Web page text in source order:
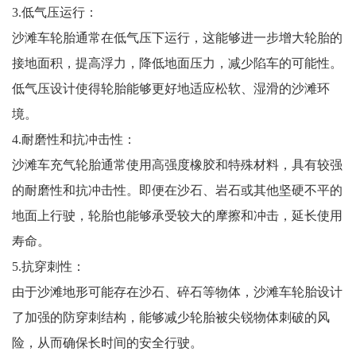
3.低气压运行：
沙滩车轮胎通常在低气压下运行，这能够进一步增大轮胎的
接地面积，提高浮力，降低地面压力，减少陷车的可能性。
低气压设计使得轮胎能够更好地适应松软、湿滑的沙滩环
境。
4.耐磨性和抗冲击性：
沙滩车充气轮胎通常使用高强度橡胶和特殊材料，具有较强
的耐磨性和抗冲击性。即便在沙石、岩石或其他坚硬不平的
地面上行驶，轮胎也能够承受较大的摩擦和冲击，延长使用
寿命。
5.抗穿刺性：
由于沙滩地形可能存在沙石、碎石等物体，沙滩车轮胎设计
了加强的防穿刺结构，能够减少轮胎被尖锐物体刺破的风
险，从而确保长时间的安全行驶。